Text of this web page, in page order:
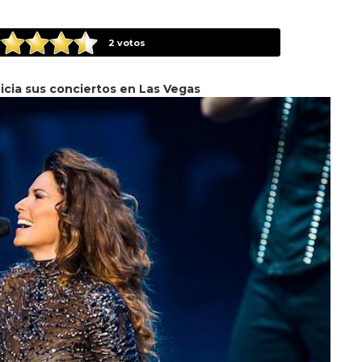
2 votos
sus conciertos en Las Vegas